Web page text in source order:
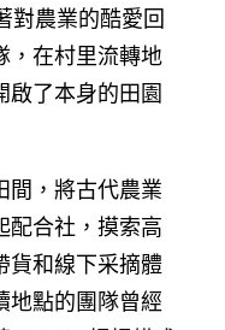
對農業的酷愛回
，在村里流轉地
啟了本身的田園
間，將古代農業
配合社，摸索高
貨和線下采摘體
地點的團隊曾經